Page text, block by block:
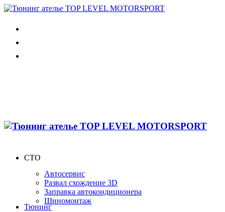
СТО
Автосервис
Развал схождение 3D
Заправка автокондиционера
Шиномонтаж
Тюнинг